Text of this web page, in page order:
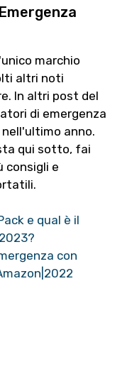
marchio
altri noti
In altri post del
di emergenza
anno.
qui sotto, fai
consigli e
e qual è il
con